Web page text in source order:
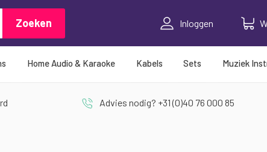
Zoeken Inloggen
Home Audio & Karaoke Kabels Sets Muziek
Advies nodig? +31 (0)40 76 000 85